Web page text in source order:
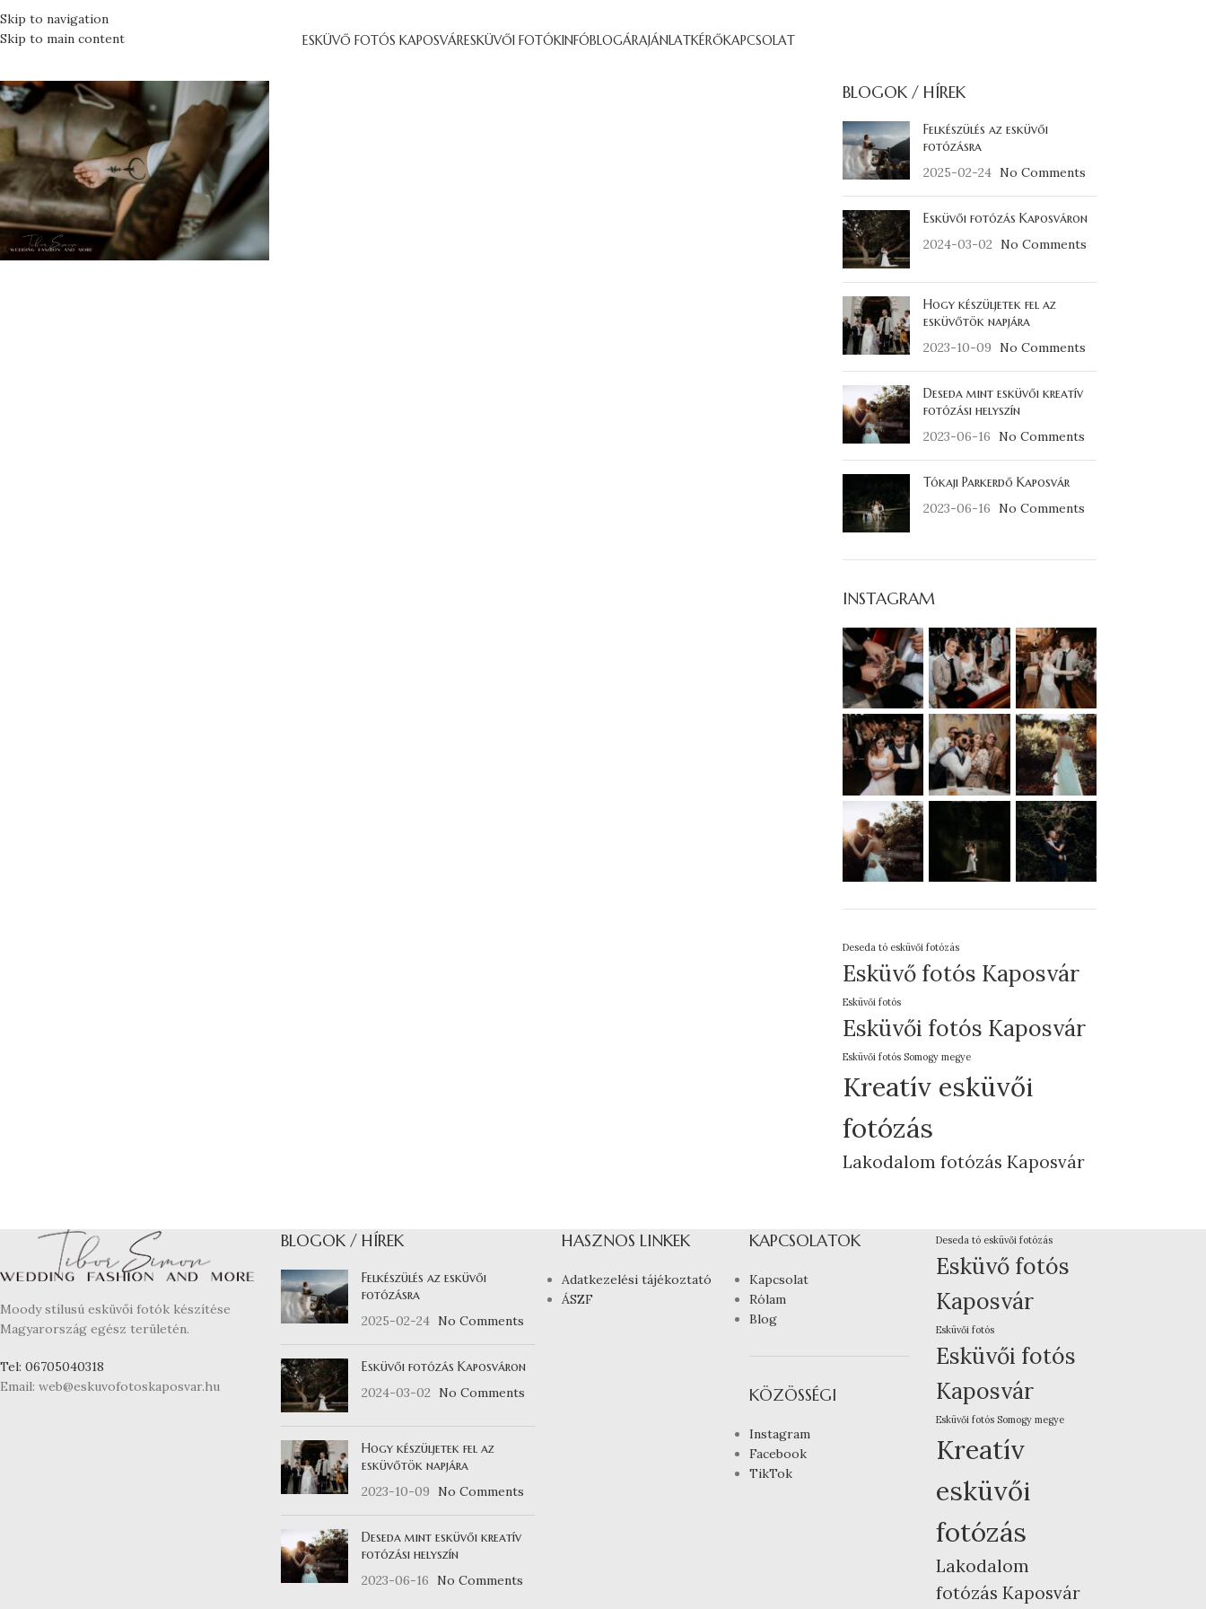
Skip to navigation
Skip to main content
ESKÜVŐ FOTÓS KAPOSVÁRESKÜVŐI FOTÓKINFÓBLOGÁRAJÁNLATKÉRŐKAPCSOLAT
BLOGOK / HÍREK
Felkészülés az esküvői
fotózásra
2025-02-24 No Comments
Esküvői fotózás Kaposváron
2024-03-02 No Comments
Hogy készüljetek fel az
esküvőtök napjára
2023-10-09 No Comments
Deseda mint esküvői kreatív
fotózási helyszín
2023-06-16 No Comments
Tókaji Parkerdő Kaposvár
2023-06-16 No Comments
INSTAGRAM
Deseda tó esküvői fotózás
Esküvő fotós Kaposvár
Esküvői fotós
Esküvői fotós Kaposvár
Esküvői fotós Somogy megye
Kreatív esküvői
fotózás
Lakodalom fotózás Kaposvár
Moody stílusú esküvői fotók készítése
Magyarország egész területén.
Tel: 06705040318
Email: web@eskuvofotoskaposvar.hu
BLOGOK / HÍREK
Felkészülés az esküvői
fotózásra
2025-02-24 No Comments
Esküvői fotózás Kaposváron
2024-03-02
No Comments
Hogy készüljetek fel az
esküvőtök napjára
2023-10-09
No Comments
Deseda mint esküvői kreatív
fotózási helyszín
2023-06-16
No Comments
HASZNOS LINKEK
Adatkezelési tájékoztató
ÁSZF
KAPCSOLATOK
Kapcsolat
Rólam
Blog
KÖZÖSSÉGI
Instagram
Facebook
TikTok
Deseda tó esküvői fotózás
Esküvő fotós
Kaposvár
Esküvői fotós
Esküvői fotós
Kaposvár
Esküvői fotós Somogy megye
Kreatív
esküvői
fotózás
Lakodalom
fotózás Kaposvár